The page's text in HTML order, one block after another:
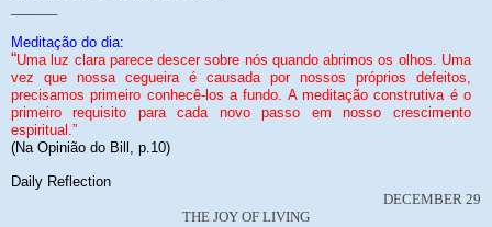
Meditação do dia:
“Uma luz clara parece descer sobre nós quando abrimos os olhos. Uma
vez que nossa cegueira é causada por nossos próprios defeitos,
precisamos primeiro conhecê-los a fundo. A meditação construtiva é o
primeiro requisito para cada novo passo em nosso crescimento
espiritual.”
(Na Opinião do Bill, p.10)
Daily Reflection
DECEMBER 29
THE JOY OF LIVING